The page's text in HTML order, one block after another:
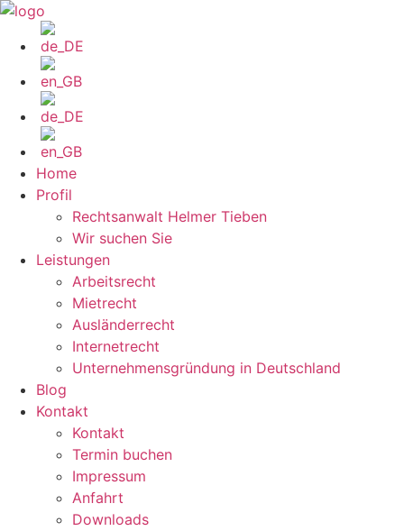
Zum
wechseln
Home
Profil
Rechtsanwalt Helmer Tieben
Wir suchen Sie
Leistungen
Arbeitsrecht
Mietrecht
Ausländerrecht
Internetrecht
Unternehmensgründung in Deutschland
Blog
Kontakt
Kontakt
Termin buchen
Impressum
Anfahrt
Downloads